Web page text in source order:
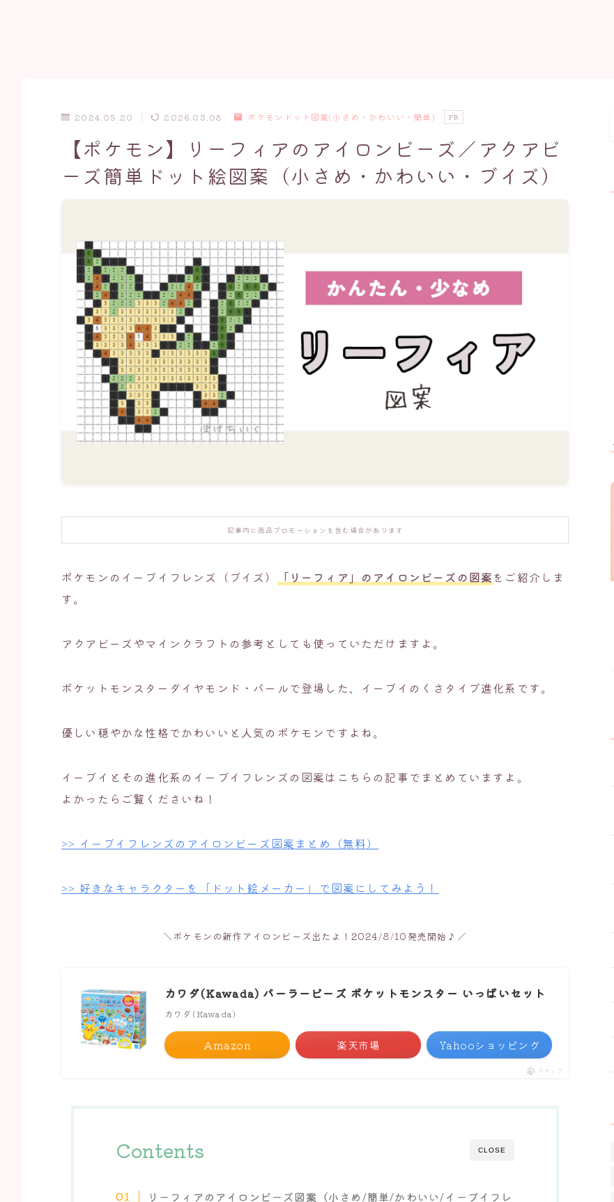
2024.05.20 2026.03.08 ポケモンドット図案(小さめ・かわいい・簡単) PR
【ポケモン】リーフィアのアイロンビーズ／アクアビ
ーズ簡単ドット絵図案（小さめ・かわいい・ブイズ）
記事内に商品プロモーションを含む場合があります
ポケモンのイーブイフレンズ（ブイズ） 「リーフィア」のアイロンビーズの図案をご紹介しま
す。
アクアビーズやマインクラフトの参考としても使っていただけますよ。
ポケットモンスターダイヤモンド・パールで登場した、イーブイのくさタイプ進化系です。
優しい穏やかな性格でかわいいと人気のポケモンですよね。
イーブイとその進化系のイーブイフレンズの図案はこちらの記事でまとめていますよ。
よかったらご覧くださいね！
>> イーブイフレンズのアイロンビーズ図案まとめ（無料）
>> 好きなキャラクターを「ドット絵メーカー」で図案にしてみよう！
＼ポケモンの新作アイロンビーズ出たよ！2024/8/10発売開始♪／
カワダ(Kawada) パーラービーズ ポケットモンスター いっぱいセット
カワダ(Kawada)
Amazon 楽天市場 Yahooショッピング
ポチップ
CLOSE
Contents
リーフィアのアイロンビーズ図案（小さめ/簡単/かわいい/イーブイフレ